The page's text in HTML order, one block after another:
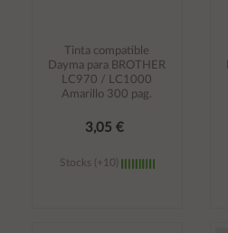
Tinta compatible
Dayma para BROTHER
LC970 / LC1000
Amarillo 300 pag.
3,05 €
Stocks (+10)